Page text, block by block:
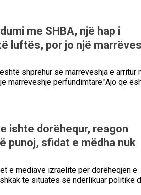
me SHBA, një hap i
luftës, por jo një
shprehur se marrëveshja e arritur
marrëveshje përfundimtare."Ajo që
ishte dorëhequr, reagon
punoj, sfidat e mëdha nuk
e mediave izraelite për dorëheqjen e
të situatës së ndërlikuar politike